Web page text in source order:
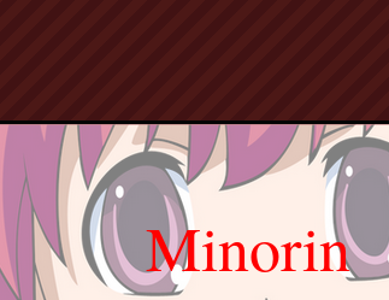
Minorin